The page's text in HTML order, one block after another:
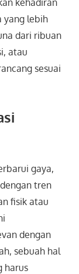
yang lebih
dari ribuan
atau
sesuai
gaya,
tren
fisik atau
dengan
sebuah hal
harus